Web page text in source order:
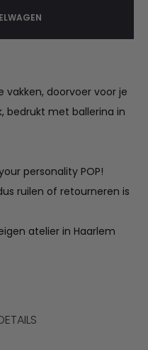
doorvoer voor je
bedrukt met ballerina in
personality POP!
ruilen of retourneren is
atelier in Haarlem